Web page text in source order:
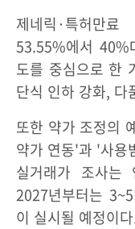
제네릭·특허만
53.55%에서 40%
도를 중심으로 한
단식 인하 강화, 다
또한 약가 조정의
약가 연동'과 '사용
실거래가 조사는
2027년부터는
이 실시될 예정이